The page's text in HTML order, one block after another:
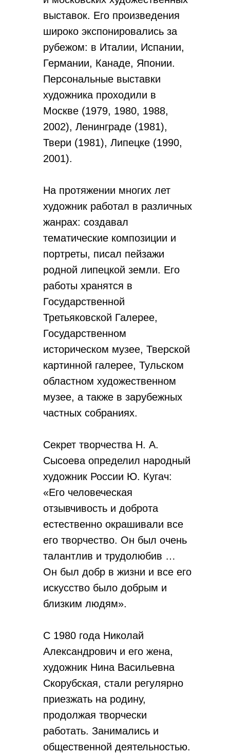
выставок. Его произведения
широко экспонировались за
рубежом: в Италии, Испании,
Германии, Канаде, Японии.
Персональные выставки
художника проходили в
Москве (1979, 1980, 1988,
2002), Ленинграде (1981),
Твери (1981), Липецке (1990,
2001).
На протяжении многих лет
художник работал в различных
жанрах: создавал
тематические композиции и
портреты, писал пейзажи
родной липецкой земли. Его
работы хранятся в
Государственной
Третьяковской Галерее,
Государственном
историческом музее, Тверской
картинной галерее, Тульском
областном художественном
музее, а также в зарубежных
частных собраниях.
Секрет творчества Н. А.
Сысоева определил народный
художник России Ю. Кугач:
«Его человеческая
отзывчивость и доброта
естественно окрашивали все
его творчество. Он был очень
талантлив и трудолюбив …
Он был добр в жизни и все его
искусство было добрым и
близким людям».
С 1980 года Николай
Александрович и его жена,
художник Нина Васильевна
Скорубская, стали регулярно
приезжать на родину,
продолжая творчески
работать. Занимались и
общественной деятельностью.